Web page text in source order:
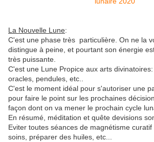
La Nouvelle Lune:
C'est une phase très particulière. On ne la
distingue à peine, et pourtant son énergie
très puissante.
C'est une Lune Propice aux arts divinatoires:
oracles, pendules, etc..
C'est le moment idéal pour s'autoriser une
pour faire le point sur les prochaines
façon dont on va mener le prochain cycle
En résumé, méditation et quête devisions
Eviter toutes séances de magnétisme
soins, préparer des huiles, etc...